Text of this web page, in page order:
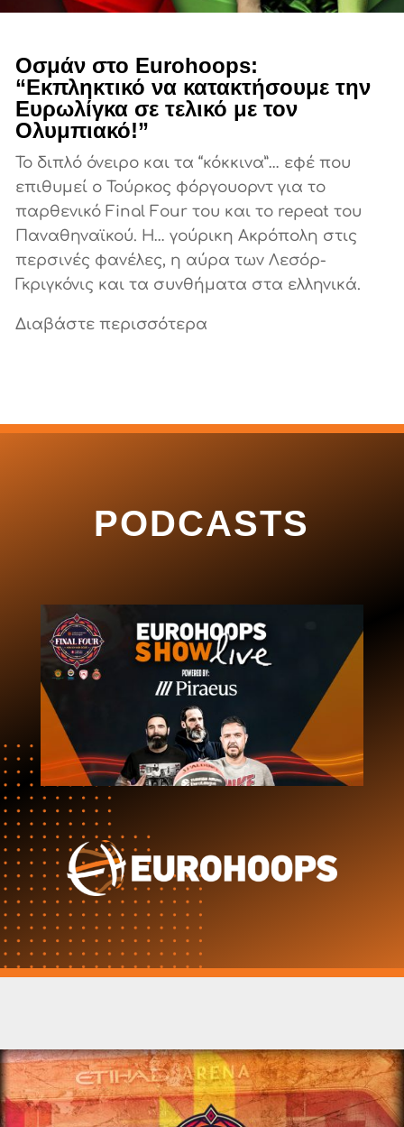
Οσμάν στο Eurohoops:
“Εκπληκτικό να κατακτήσουμε την
Ευρωλίγκα σε τελικό με τον
Ολυμπιακό!”
Το διπλό όνειρο και τα “κόκκινα”… εφέ που
επιθυμεί ο Τούρκος φόργουορντ για το
παρθενικό Final Four του και το repeat του
Παναθηναϊκού. Η… γούρικη Ακρόπολη στις
περσινές φανέλες, η αύρα των Λεσόρ-
Γκριγκόνις και τα συνθήματα στα ελληνικά.
Διαβάστε περισσότερα
PODCASTS